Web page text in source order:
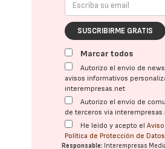
SUSCRIBIRME GRATIS
Marcar todos
Autorizo el envío de
avisos informativos
interempresas.net
Autorizo el envío de
de terceros vía
He leído y acepto el
Política de Protección de Datos
Responsable: Interempresas